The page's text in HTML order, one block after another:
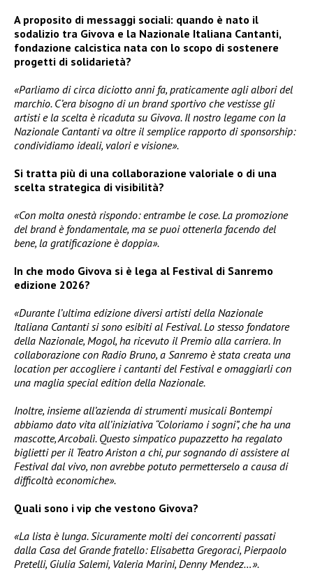
A proposito di messaggi sociali: quando è nato il
sodalizio tra Givova e la Nazionale Italiana Cantanti,
fondazione calcistica nata con lo scopo di sostenere
progetti di solidarietà?
«Parliamo di circa diciotto anni fa, praticamente agli albori del
marchio. C’era bisogno di un brand sportivo che vestisse gli
artisti e la scelta è ricaduta su Givova. Il nostro legame con la
Nazionale Cantanti va oltre il semplice rapporto di sponsorship:
condividiamo ideali, valori e visione».
Si tratta più di una collaborazione valoriale o di una
scelta strategica di visibilità?
«Con molta onestà rispondo: entrambe le cose. La promozione
del brand è fondamentale, ma se puoi ottenerla facendo del
bene, la gratificazione è doppia».
In che modo Givova si è lega al Festival di Sanremo
edizione 2026?
«Durante l’ultima edizione diversi artisti della Nazionale
Italiana Cantanti si sono esibiti al Festival. Lo stesso fondatore
della Nazionale, Mogol, ha ricevuto il Premio alla carriera. In
collaborazione con Radio Bruno, a Sanremo è stata creata una
location per accogliere i cantanti del Festival e omaggiarli con
una maglia special edition della Nazionale.
Inoltre, insieme all’azienda di strumenti musicali Bontempi
abbiamo dato vita all’iniziativa “Coloriamo i sogni”, che ha una
mascotte, Arcobalì. Questo simpatico pupazzetto ha regalato
biglietti per il Teatro Ariston a chi, pur sognando di assistere al
Festival dal vivo, non avrebbe potuto permetterselo a causa di
difficoltà economiche».
Quali sono i vip che vestono Givova?
«La lista è lunga. Sicuramente molti dei concorrenti passati
dalla Casa del Grande fratello: Elisabetta Gregoraci, Pierpaolo
Pretelli, Giulia Salemi, Valeria Marini, Denny Mendez…».